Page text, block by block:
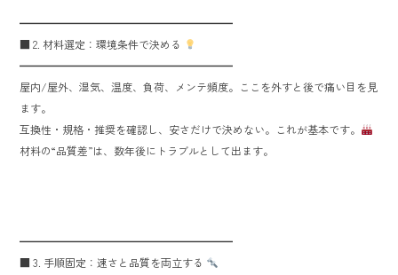
━━━━━━━━━━━━━━━━━━━━
■ 2. 材料選定：環境条件で決める
━━━━━━━━━━━━━━━━━━━━
屋内/屋外、湿気、温度、負荷、メンテ頻度。ここを外すと後で痛い目を見
ます。
互換性・規格・推奨を確認し、安さだけで決めない。これが基本です。
材料の“品質差”は、数年後にトラブルとして出ます。
━━━━━━━━━━━━━━━━━━━━
■ 3. 手順固定：速さと品質を両立する